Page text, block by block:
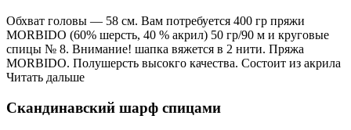
Обхват головы — 58 см. Вам потребуется 400 гр пряжи
MORBIDO (60% шерсть, 40 % акрил) 50 гр/90 м и круговые
спицы № 8. Внимание! шапка вяжется в 2 нити. Пряжа
MORBIDO. Полушерсть высокго качества. Состоит из акрила
Читать дальше
Скандинавский шарф спицами